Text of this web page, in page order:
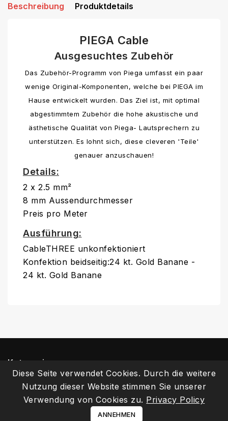
Beschreibung Produktdetails
PIEGA Cable
Ausgesuchtes Zubehör
Das Zubehör-Programm von Piega umfasst ein paar
wenige Original-Komponenten, welche bei PIEGA im
Hause entwickelt wurden. Das Ziel ist, mit optimal
abgestimmtem Zubehör die hohe akustische und
ästhetische Qualität von Piega- Lautsprechern zu
unterstützen. Es lohnt sich, diese cleveren 'Teile'
genauer anzuschauen!
Details:
2 x 2.5 mm²
8 mm Aussendurchmesser
Preis pro Meter
Ausführung:
CableTHREE unkonfektioniert
Konfektion beidseitig:24 kt. Gold Banane -
24 kt. Gold Banane
Kategorien
Informationen
Diese Seite verwendet Cookies. Durch die weitere
Nutzung dieser Website stimmen Sie unserer
Verwendung von Cookies zu. Privacy Policy
ANNEHMEN